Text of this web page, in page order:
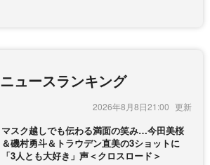
ニュースランキング
2026年8月8日21:00
マスク越しでも伝わる満面の笑み…今田美桜
＆磯村勇斗＆トラウデン直美の3ショットに
「3人とも大好き」声＜クロスロード＞